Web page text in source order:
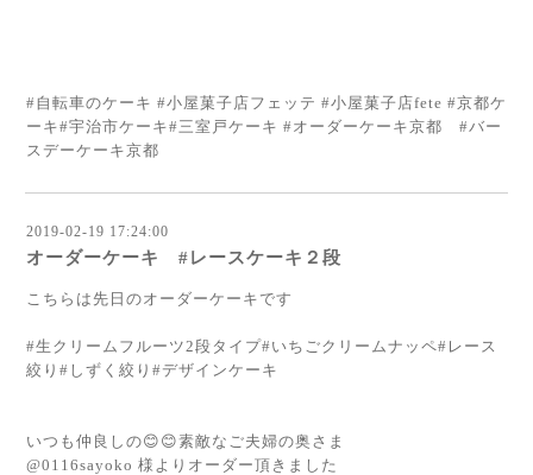
#自転車のケーキ #小屋菓子店フェッテ #小屋菓子店fete #京都ケ
ーキ#宇治市ケーキ#三室戸ケーキ #オーダーケーキ京都 #バー
スデーケーキ京都
2019-02-19 17:24:00
オーダーケーキ #レースケーキ２段
こちらは先日のオーダーケーキです
#生クリームフルーツ2段タイプ#いちごクリームナッペ#レース
絞り#しずく絞り#デザインケーキ
いつも仲良しの😊😊素敵なご夫婦の奥さま
@0116sayoko 様よりオーダー頂きました